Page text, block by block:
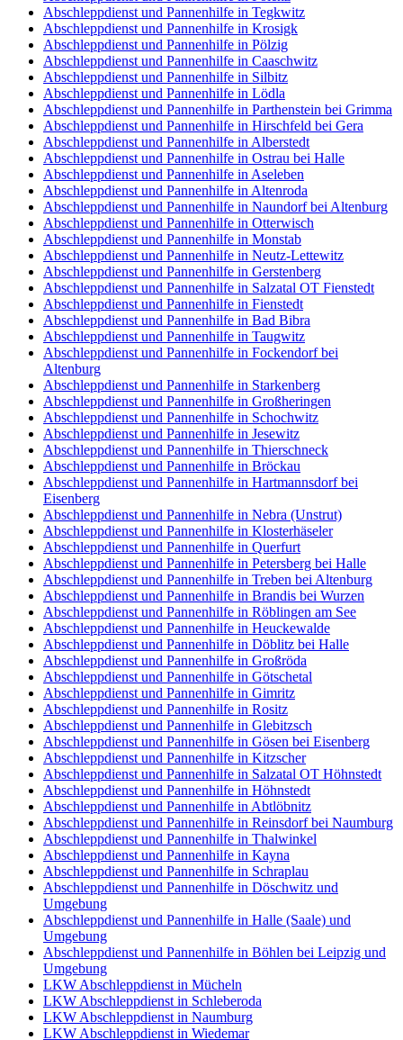
Abschleppdienst und Pannenhilfe in Tegkwitz
Abschleppdienst und Pannenhilfe in Krosigk
Abschleppdienst und Pannenhilfe in Pölzig
Abschleppdienst und Pannenhilfe in Caaschwitz
Abschleppdienst und Pannenhilfe in Silbitz
Abschleppdienst und Pannenhilfe in Lödla
Abschleppdienst und Pannenhilfe in Parthenstein bei Grimma
Abschleppdienst und Pannenhilfe in Hirschfeld bei Gera
Abschleppdienst und Pannenhilfe in Alberstedt
Abschleppdienst und Pannenhilfe in Ostrau bei Halle
Abschleppdienst und Pannenhilfe in Aseleben
Abschleppdienst und Pannenhilfe in Altenroda
Abschleppdienst und Pannenhilfe in Naundorf bei Altenburg
Abschleppdienst und Pannenhilfe in Otterwisch
Abschleppdienst und Pannenhilfe in Monstab
Abschleppdienst und Pannenhilfe in Neutz-Lettewitz
Abschleppdienst und Pannenhilfe in Gerstenberg
Abschleppdienst und Pannenhilfe in Salzatal OT Fienstedt
Abschleppdienst und Pannenhilfe in Fienstedt
Abschleppdienst und Pannenhilfe in Bad Bibra
Abschleppdienst und Pannenhilfe in Taugwitz
Abschleppdienst und Pannenhilfe in Fockendorf bei
Altenburg
Abschleppdienst und Pannenhilfe in Starkenberg
Abschleppdienst und Pannenhilfe in Großheringen
Abschleppdienst und Pannenhilfe in Schochwitz
Abschleppdienst und Pannenhilfe in Jesewitz
Abschleppdienst und Pannenhilfe in Thierschneck
Abschleppdienst und Pannenhilfe in Bröckau
Abschleppdienst und Pannenhilfe in Hartmannsdorf bei
Eisenberg
Abschleppdienst und Pannenhilfe in Nebra (Unstrut)
Abschleppdienst und Pannenhilfe in Klosterhäseler
Abschleppdienst und Pannenhilfe in Querfurt
Abschleppdienst und Pannenhilfe in Petersberg bei Halle
Abschleppdienst und Pannenhilfe in Treben bei Altenburg
Abschleppdienst und Pannenhilfe in Brandis bei Wurzen
Abschleppdienst und Pannenhilfe in Röblingen am See
Abschleppdienst und Pannenhilfe in Heuckewalde
Abschleppdienst und Pannenhilfe in Döblitz bei Halle
Abschleppdienst und Pannenhilfe in Großröda
Abschleppdienst und Pannenhilfe in Götschetal
Abschleppdienst und Pannenhilfe in Gimritz
Abschleppdienst und Pannenhilfe in Rositz
Abschleppdienst und Pannenhilfe in Glebitzsch
Abschleppdienst und Pannenhilfe in Gösen bei Eisenberg
Abschleppdienst und Pannenhilfe in Kitzscher
Abschleppdienst und Pannenhilfe in Salzatal OT Höhnstedt
Abschleppdienst und Pannenhilfe in Höhnstedt
Abschleppdienst und Pannenhilfe in Abtlöbnitz
Abschleppdienst und Pannenhilfe in Reinsdorf bei Naumburg
Abschleppdienst und Pannenhilfe in Thalwinkel
Abschleppdienst und Pannenhilfe in Kayna
Abschleppdienst und Pannenhilfe in Schraplau
Abschleppdienst und Pannenhilfe in Döschwitz und
Umgebung
Abschleppdienst und Pannenhilfe in Halle (Saale) und
Umgebung
Abschleppdienst und Pannenhilfe in Böhlen bei Leipzig und
Umgebung
LKW Abschleppdienst in Mücheln
LKW Abschleppdienst in Schleberoda
LKW Abschleppdienst in Naumburg
LKW Abschleppdienst in Wiedemar